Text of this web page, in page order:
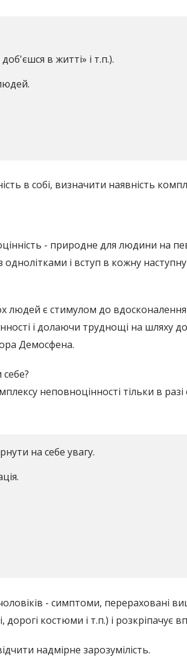
в житті» і т.п.).
в собі, визначити наявність
- природне для людини на
однолітками і вступ в кожну
людей є стимулом до
і долаючи труднощі на шляху
Демосфена.
неповноцінності тільки в
на себе увагу.
- симптоми, перераховані
дорогі костюми і т.п.) і
надмірне зарозумілість.